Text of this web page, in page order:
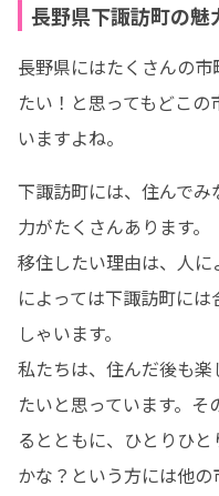
長野県下諏訪町の魅
長野県にはたくさんの
たい！と思ってもどこ
いますよね。
下諏訪町には、住んで
力がたくさんあります。
移住したい理由は、人
によっては下諏訪町に
しゃいます。
私たちは、住んだ後も
たいと思っています。
るとともに、ひとりひ
かな？という方には他